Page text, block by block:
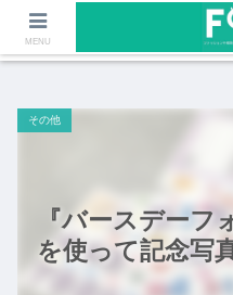
ファッションや福岡の
『バースデーフ
を使って記念写
その他
MENU